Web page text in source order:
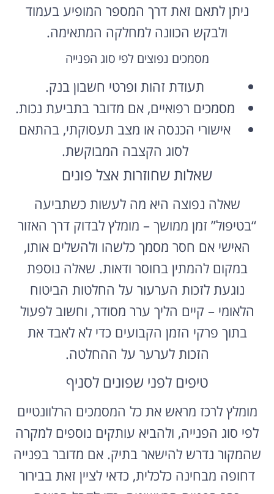
ניתן לתאם זאת דרך המספר המופיע בעמוד
ולבקש הכוונה למחלקה המתאימה.
מסמכים נפוצים לפי סוג הפנייה
תעודת זהות ופרטי חשבון בנק.
מסמכים רפואיים, אם מדובר בתביעת נכות.
אישורי הכנסה או מצב תעסוקתי, בהתאם
לסוג הקצבה המבוקשת.
שאלות שחוזרות אצל פונים
שאלה נפוצה היא מה לעשות כשתביעה
“בטיפול” זמן ממושך – מומלץ לבדוק דרך האזור
האישי אם חסר מסמך כלשהו ולהשלים אותו,
במקום להמתין בחוסר ודאות. שאלה נוספת
נוגעת לזכות הערעור על החלטות הביטוח
הלאומי – קיים הליך ערר מסודר, וחשוב לפעול
בתוך פרקי הזמן הקבועים כדי לא לאבד את
הזכות לערער על ההחלטה.
טיפים לפני שפונים לסניף
מומלץ לרכז מראש את כל המסמכים הרלוונטיים
לפי סוג הפנייה, ולהביא עותקים נוספים למקרה
שהמקור נדרש להישאר בתיק. אם מדובר בפנייה
דחופה מבחינה כלכלית, כדאי לציין זאת בבירור